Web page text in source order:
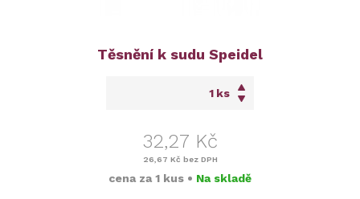
Těsnění k sudu Speidel
ks
32,27 Kč
26,67 Kč bez DPH
cena za 1 kus • Na skladě